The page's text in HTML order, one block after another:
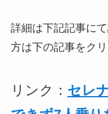
詳細は下記記事に
方は下の記事をク
リンク： セレ